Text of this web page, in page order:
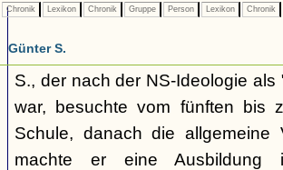
Chronik Lexikon Chronik Gruppe Person Lexikon Chronik
Günter S.
S., der nach der NS-Ideologie
war, besuchte vom fünften bis
Schule, danach die allgemeine
machte er eine Ausbildung